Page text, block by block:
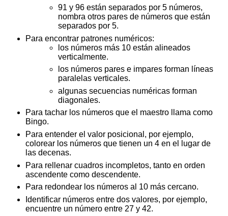
91 y 96 están separados por 5 números,
nombra otros pares de números que están
separados por 5.
Para encontrar patrones numéricos:
los números más 10 están alineados
verticalmente.
los números pares e impares forman líneas
paralelas verticales.
algunas secuencias numéricas forman
diagonales.
Para tachar los números que el maestro llama como
Bingo.
Para entender el valor posicional, por ejemplo,
colorear los números que tienen un 4 en el lugar de
las decenas.
Para rellenar cuadros incompletos, tanto en orden
ascendente como descendente.
Para redondear los números al 10 más cercano.
Identificar números entre dos valores, por ejemplo,
encuentre un número entre 27 y 42.